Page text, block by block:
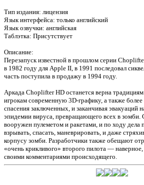
Тип издания: лицензия
Язык интерфейса: только английский
Язык озвучки: английская
Таблэтка: Присутствует
Описание:
Перезапуск известной в прошлом серии
в 1982 году для Apple II, в 1991 последовал
часть поступила в продажу в 1994 году.
Аркада Choplifter HD останется верна
игрокам современную 3D-графику, а также
спасения заключенных, и заканчивая эвакуаций
эпидемии вируса, превращающего всех в зомби.
вооружен пулеметом и ракетами, и по ходу дела
взрывать, спасать, маневрировать, и даже
корпусу зомби. Разработчики также обещают
«очень крикливого» второго пилота — наверное,
своими комментариями происходящего.